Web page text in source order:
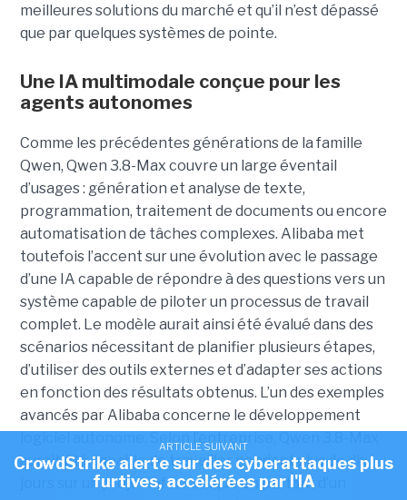
meilleures solutions du marché et qu’il n’est dépassé
que par quelques systèmes de pointe.
Une IA multimodale conçue pour les
agents autonomes
Comme les précédentes générations de la famille
Qwen, Qwen 3.8-Max couvre un large éventail
d’usages : génération et analyse de texte,
programmation, traitement de documents ou encore
automatisation de tâches complexes. Alibaba met
toutefois l’accent sur une évolution avec le passage
d’une IA capable de répondre à des questions vers un
système capable de piloter un processus de travail
complet. Le modèle aurait ainsi été évalué dans des
scénarios nécessitant de planifier plusieurs étapes,
d’utiliser des outils externes et d’adapter ses actions
en fonction des résultats obtenus. L’un des exemples
avancés par Alibaba concerne le développement
aurait été capable de travailler pendant plus de dix
jours sur un projet informatique en partant d’un
ARTICLE SUIVANT
CrowdStrike alerte sur des cyberattaques plus
furtives, accélérées par l'IA